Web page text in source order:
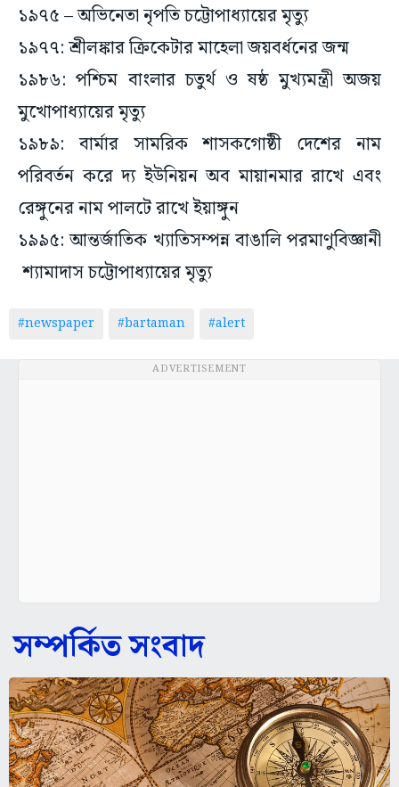
১৯৭৫ – অভিনেতা নৃপতি চট্টোপাধ্যায়ের মৃত্যু
১৯৭৭: শ্রীলঙ্কার ক্রিকেটার মাহেলা জয়বর্ধনের জন্ম
১৯৮৬: পশ্চিম বাংলার চতুর্থ ও ষষ্ঠ মুখ্যমন্ত্রী অজয়
মুখোপাধ্যায়ের মৃত্যু
১৯৮৯: বার্মার সামরিক শাসকগোষ্ঠী দেশের নাম
পরিবর্তন করে দ্য ইউনিয়ন অব মায়ানমার রাখে এবং
রেঙ্গুনের নাম পালটে রাখে ইয়াঙ্গুন
১৯৯৫: আন্তর্জাতিক খ্যাতিসম্পন্ন বাঙালি পরমাণুবিজ্ঞানী
শ্যামাদাস চট্টোপাধ্যায়ের মৃত্যু
#newspaper #bartaman #alert
ADVERTISEMENT
সম্পর্কিত সংবাদ